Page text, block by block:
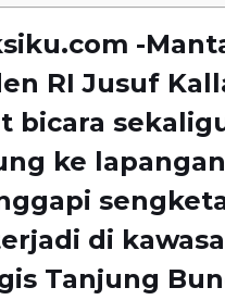
-
RI Jusuf
bicara
ke lapangan
di
Tanjung